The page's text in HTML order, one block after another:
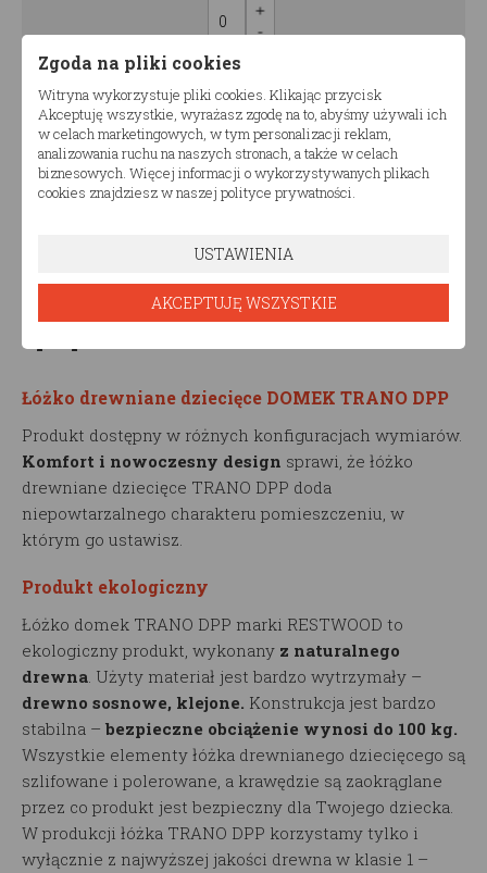
0.00
Cena:1000.00pln
Ilość zestawów
Opis produktu
Łóżko drewniane dziecięce DOMEK TRANO DPP
Produkt dostępny w różnych konfiguracjach wymiarów.
Komfort i nowoczesny design sprawi, że łóżko
drewniane dziecięce TRANO DPP doda
niepowtarzalnego charakteru pomieszczeniu, w
którym go ustawisz.
Produkt ekologiczny
Łóżko domek TRANO DPP marki RESTWOOD to
ekologiczny produkt, wykonany z naturalnego
drewna. Użyty materiał jest bardzo wytrzymały –
drewno sosnowe, klejone. Konstrukcja jest bardzo
stabilna – bezpieczne obciążenie wynosi do 100 kg.
Wszystkie elementy łóżka drewnianego dziecięcego są
szlifowane i polerowane, a krawędzie są zaokrąglane
przez co produkt jest bezpieczny dla Twojego dziecka.
W produkcji łóżka TRANO DPP korzystamy tylko i
wyłącznie z najwyższej jakości drewna w klasie 1 –
Zgoda na pliki cookies
Witryna wykorzystuje pliki cookies. Klikając przycisk
Akceptuję wszystkie, wyrażasz zgodę na to, abyśmy używali ich
w celach marketingowych, w tym personalizacji reklam,
analizowania ruchu na naszych stronach, a także w celach
biznesowych. Więcej informacji o wykorzystywanych plikach
cookies znajdziesz w naszej polityce prywatności.
USTAWIENIA
AKCEPTUJĘ WSZYSTKIE